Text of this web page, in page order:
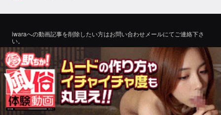
iwaraへの動画記事を削除したい方はお問い合わせメールにてご連絡下さ
い。
If you would like to remove a video article to iwara, please contact us by
email for inquiry.
お問い合わせ ©2022 エロMMDTube